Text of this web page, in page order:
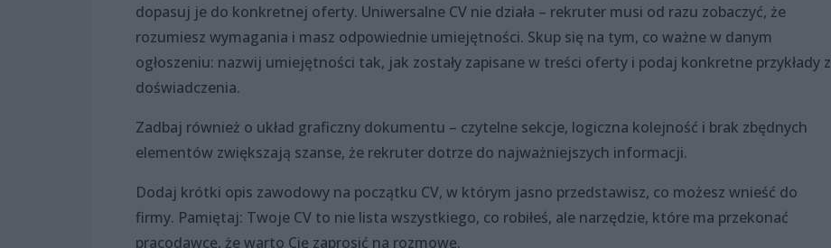
dopasuj je do konkretnej oferty. Uniwersalne CV nie działa – rekruter musi od razu zobaczyć, że
rozumiesz wymagania i masz odpowiednie umiejętności. Skup się na tym, co ważne w danym
ogłoszeniu: nazwij umiejętności tak, jak zostały zapisane w treści oferty i podaj konkretne przykłady z
doświadczenia.
Zadbaj również o układ graficzny dokumentu – czytelne sekcje, logiczna kolejność i brak zbędnych
elementów zwiększają szanse, że rekruter dotrze do najważniejszych informacji.
Dodaj krótki opis zawodowy na początku CV, w którym jasno przedstawisz, co możesz wnieść do
firmy. Pamiętaj: Twoje CV to nie lista wszystkiego, co robiłeś, ale narzędzie, które ma przekonać
pracodawcę, że warto Cię zaprosić na rozmowę.